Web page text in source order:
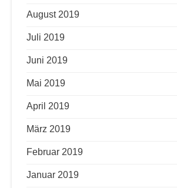
August 2019
Juli 2019
Juni 2019
Mai 2019
April 2019
März 2019
Februar 2019
Januar 2019